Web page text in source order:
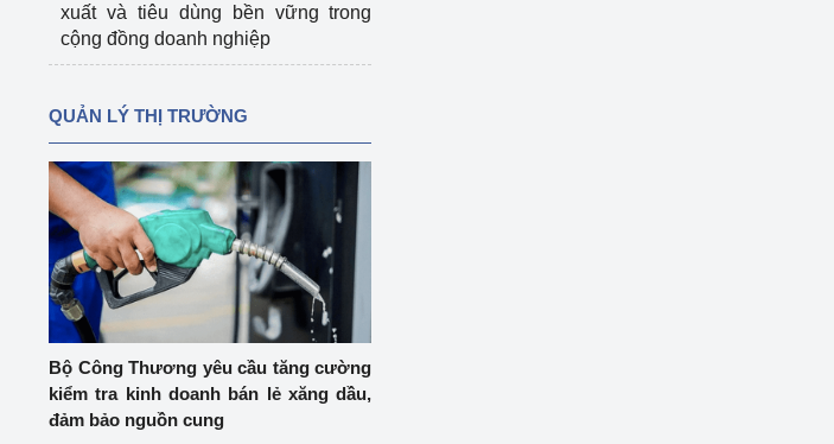
xuất và tiêu dùng bền vững trong
cộng đồng doanh nghiệp
QUẢN LÝ THỊ TRƯỜNG
Bộ Công Thương yêu cầu tăng cường
kiểm tra kinh doanh bán lẻ xăng dầu,
đảm bảo nguồn cung